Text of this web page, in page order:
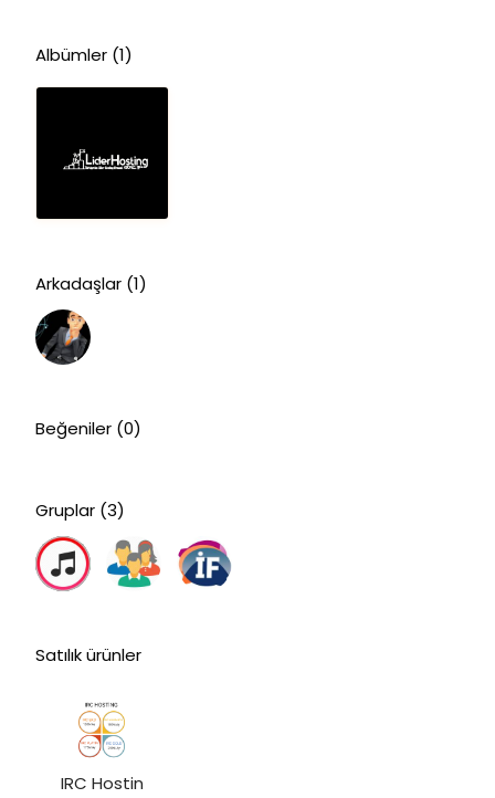
Albümler (1)
Arkadaşlar (1)
Beğeniler (0)
Gruplar (3)
Satılık ürünler
IRC Hostin